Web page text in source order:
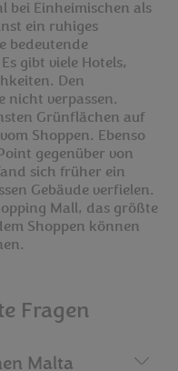
bei Einheimischen als
ein ruhiges
bedeutende
gibt viele Hotels,
Den
nicht verpassen.
Grünflächen auf
Shoppen. Ebenso
gegenüber von
sich früher ein
Gebäude verfielen.
Mall, das größte
Shoppen können
Fragen
Malta